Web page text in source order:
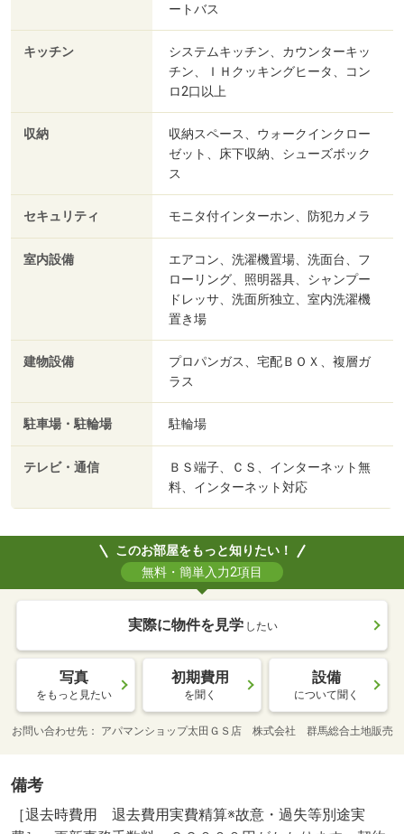
ートバス
キッチン
システムキッチン、カウンターキッ
チン、ＩＨクッキングヒータ、コン
ロ2口以上
収納
収納スペース、ウォークインクロー
ゼット、床下収納、シューズボック
ス
セキュリティ モニタ付インターホン、防犯カメラ
室内設備
エアコン、洗濯機置場、洗面台、フ
ローリング、照明器具、シャンプー
ドレッサ、洗面所独立、室内洗濯機
置き場
建物設備
プロパンガス、宅配ＢＯＸ、複層ガ
ラス
駐車場・駐輪場 駐輪場
テレビ・通信
ＢＳ端子、ＣＳ、インターネット無
料、インターネット対応
このお部屋をもっと知りたい！
無料・簡単入力2項目
実際に物件を見学 したい
写真
をもっと見たい
初期費用
を聞く
設備
について聞く
お問い合わせ先 アパマンショップ太田ＧＳ店 株式会社 群馬総合土地販売
備考
［退去時費用 退去費用実費精算※故意・過失等別途実